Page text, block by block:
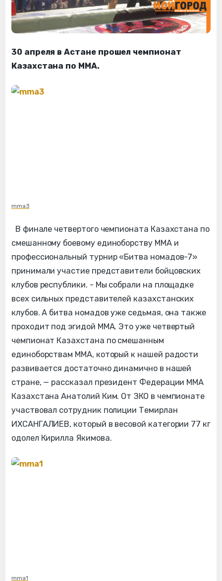
30 апреля в Астане прошел чемпионат
Казахстана по ММА.
mma3
В финале четвертого чемпионата Казахстана по
смешанному боевому единоборству ММА и
профессиональный турнир «Битва номадов-7»
принимали участие представители бойцовских
клубов республики. - Мы собрали на площадке
всех сильных представителей казахстанских
клубов. А битва номадов уже седьмая, она также
проходит под эгидой ММА. Это уже четвертый
чемпионат Казахстана по смешанным
единоборствам ММА, который к нашей радости
развивается достаточно динамично в нашей
стране, — рассказал президент Федерации ММА
Казахстана Анатолий Ким. От ЗКО в чемпионате
участвовал сотрудник полиции Темирлан
ИХСАНГАЛИЕВ, который в весовой категории 77 кг
одолел Кирилла Якимова.
mma1